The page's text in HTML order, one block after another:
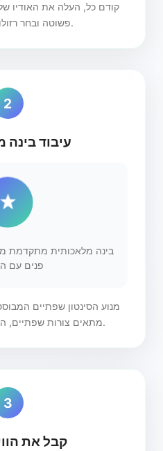
קודם כל, העלה את האודיו
פשוטה ובחר רזולוציה כדי לסיים.
2
עיבוד
בינה מלאכותית מתקדמת
פנים עם
מנוע הסינטון שפתיים
מתאים צורות שפתיים, הבעות ותזמון לכל מילה.
3
קבל את